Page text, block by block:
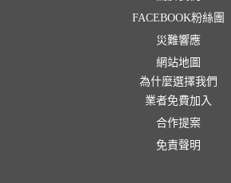
FACEBOOK粉絲團
災難響應
網站地圖
為什麼選擇我們
業者免費加入
合作提案
免責聲明